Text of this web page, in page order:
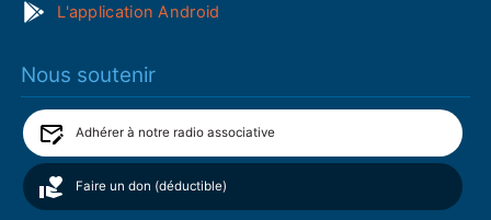
L'application Android
Nous soutenir
Adhérer à notre radio associative
Faire un don (déductible)